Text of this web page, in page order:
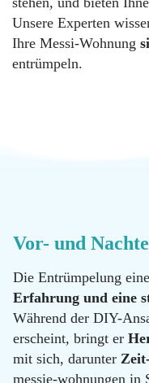
Unsere Experten
Ihre Messi-Wohnung
entrümpeln.
Vor- und
Die Entrümpelung
Erfahrung und eine
Während der DIY-
erscheint, bringt er
mit sich, darunter
messie-wohnungen in
Desinfektion
Tatortreinigung
Hotline
0800
11 22
100
Email
Kontakt